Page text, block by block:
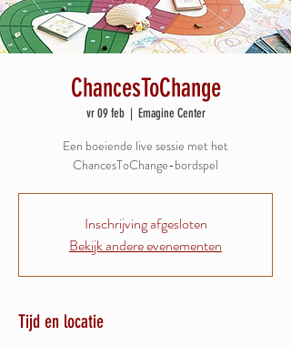
ChancesToChange
vr 09 feb
  |
Emagine Center
Een boeiende live sessie met het
ChancesToChange-bordspel
Inschrijving afgesloten
Bekijk andere evenementen
Tijd en locatie